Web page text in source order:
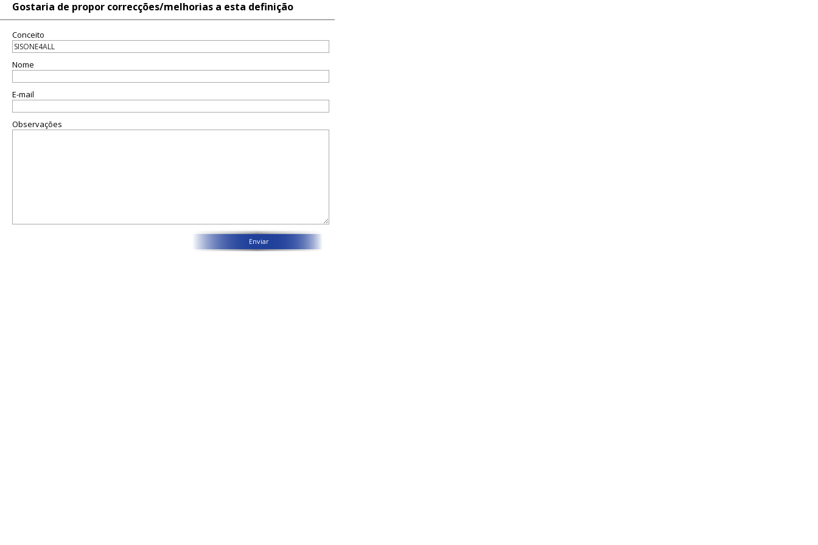
Gostaria de propor correcções/melhorias a esta definição
Conceito
Nome
E-mail
Observações
Enviar